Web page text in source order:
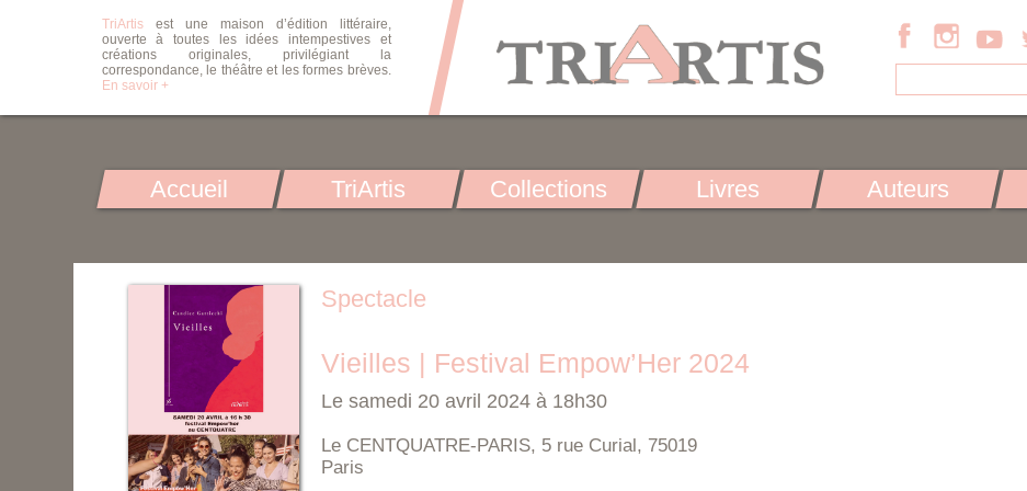
TriArtisest une maison d’édition littéraire,
ouverte à toutes les idées intempestives et
créations originales, privilégiant la
correspondance, le théâtre et les formes brèves.
En savoir +
Accueil TriArtis Collections Livres Auteurs
Spectacle
Vieilles | Festival Empow’Her 2024
Le samedi 20 avril 2024 à 18h30
Le CENTQUATRE-PARIS, 5 rue Curial, 75019
Paris